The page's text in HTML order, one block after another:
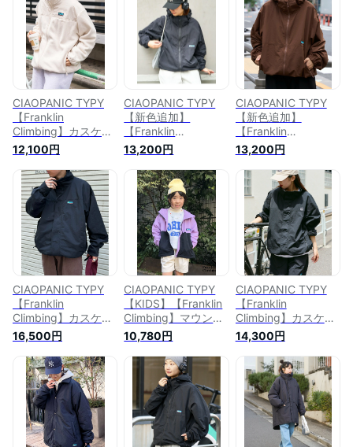
CIAOPANIC TYPY
【Franklin
Climbing】カスケー
ドフリーススタンド
ジャケット チャオパ
ニックティピー ジャ
ケット・アウター ブ
ルゾン・ジャンパー
ホワイト グレー【送
料無料】
12,100円
CIAOPANIC TYPY
【新色追加】
【Franklin
Climbing】マウンテ
ンジャケット チャオ
パニックティピー ジ
ャケット・アウター
ブルゾン・ジャンパ
ー ブラック ブルー
パープル グレー【送
料無料】
13,200円
CIAOPANIC TYPY
【新色追加】
【Franklin
Climbing】マウンテ
ンジャケット チャオ
パニックティピー ジ
ャケット・アウター
ブルゾン・ジャンパ
ー ブラック ブルー
パープル グレー【送
料無料】
13,200円
CIAOPANIC TYPY
【Franklin
Climbing】カスケー
ドスタンドジャケッ
ト チャオパニックテ
ィピー ジャケット・
アウター ブルゾン・
ジャンパー ブラック
ベージュ カーキ グ
レー【送料無料】
16,500円
CIAOPANIC TYPY
【KIDS】【Franklin
Climbing】マウンテ
ンZIPジャケット チ
ャオパニックティピ
ー ジャケット・アウ
ター ブルゾン・ジャ
ンパー パープル ベ
ージュ グリーン ブ
ルー ブラック【送料
無料】
10,780円
CIAOPANIC TYPY
【Franklin
Climbing】カスケー
ドライトジャケット
チャオパニックティ
ピー ジャケット・ア
ウター ブルゾン・ジ
ャンパー ベージュ
グリーン グレー ブ
ラウン ブラック【送
料無料】
14,300円